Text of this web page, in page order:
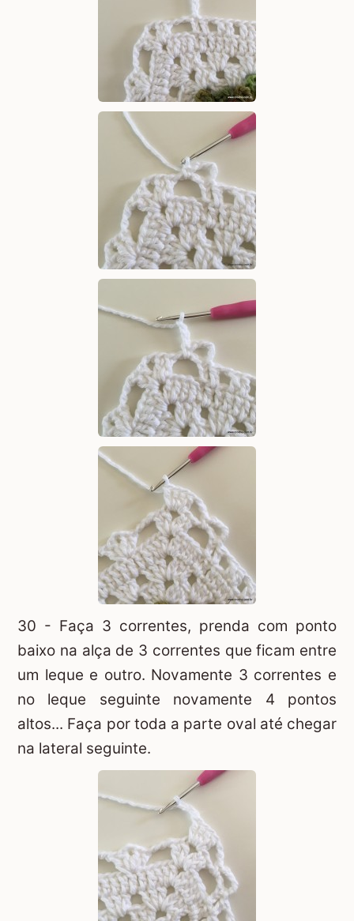
30 - Faça 3 correntes, prenda com ponto
baixo na alça de 3 correntes que ficam entre
um leque e outro. Novamente 3 correntes e
no leque seguinte novamente 4 pontos
altos... Faça por toda a parte oval até chegar
na lateral seguinte.